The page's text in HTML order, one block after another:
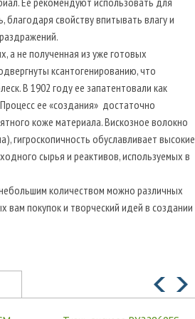
свойству впитывать влагу и
а не полученная из уже готовых
ксантогенированию, что
В 1902 году ее запатентовали как
ее «создания» достаточно
коже материала. Вискозное волокно
гигроскопичность обуславливает высокие
сырья и реактивов, используемых в
количеством можно различных
покупок и творческий идей в создании